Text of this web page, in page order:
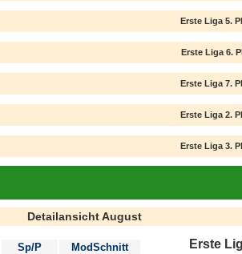
Erste Liga 5.
Erste Liga 6.
Erste Liga 7.
Erste Liga 2.
Erste Liga 3.
Detailansicht August
Sp/P ModSchnitt Erste